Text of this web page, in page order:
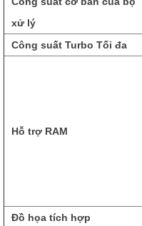
xử lý
Công suất Turbo Tối đa
Hỗ trợ RAM
Đồ họa tích hợp